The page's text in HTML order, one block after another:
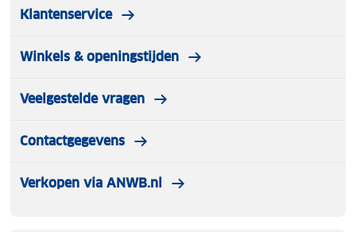
Klantenservice
Winkels & openingstijden
Veelgestelde vragen
Contactgegevens
Verkopen via ANWB.nl